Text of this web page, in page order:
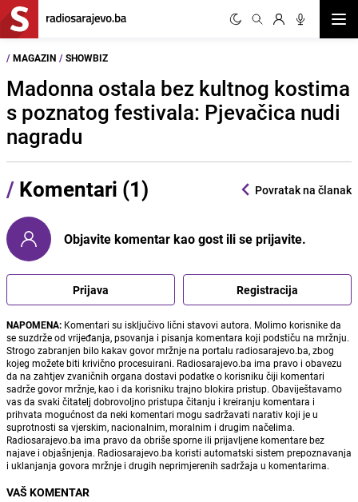
/ MAGAZIN / SHOWBIZ
Madonna ostala bez kultnog kostima
s poznatog festivala: Pjevačica nudi
nagradu
/ Komentari (1) Povratak na članak
Objavite komentar kao gost ili se prijavite.
Prijava Registracija
NAPOMENA: Komentari su isključivo lični stavovi autora. Molimo korisnike da
se suzdrže od vrijeđanja, psovanja i pisanja komentara koji podstiču na mržnju.
Strogo zabranjen bilo kakav govor mržnje na portalu radiosarajevo.ba, zbog
kojeg možete biti krivično procesuirani. Radiosarajevo.ba ima pravo i obavezu
da na zahtjev zvaničnih organa dostavi podatke o korisniku čiji komentari
sadrže govor mržnje, kao i da korisniku trajno blokira pristup. Obaviještavamo
vas da svaki čitatelj dobrovoljno pristupa čitanju i kreiranju komentara i
prihvata mogućnost da neki komentari mogu sadržavati narativ koji je u
suprotnosti sa vjerskim, nacionalnim, moralnim i drugim načelima.
Radiosarajevo.ba ima pravo da obriše sporne ili prijavljene komentare bez
najave i objašnjenja. Radiosarajevo.ba koristi automatski sistem prepoznavanja
i uklanjanja govora mržnje i drugih neprimjerenih sadržaja u komentarima.
VAŠ KOMENTAR